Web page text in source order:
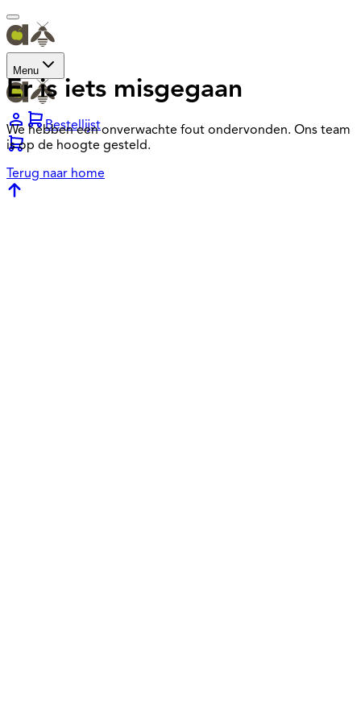
Menu
Bestellijst
Er is iets misgegaan
We hebben een onverwachte fout ondervonden. Ons team
is op de hoogte gesteld.
Terug naar home